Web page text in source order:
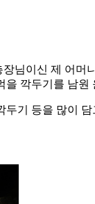
님이신 제 어
깍두기를 남
기 등을 많이